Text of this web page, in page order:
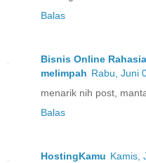
Balas
Bisnis Online
melimpah Rabu, Juni
menarik nih post,
Balas
HostingKamu Kamis,